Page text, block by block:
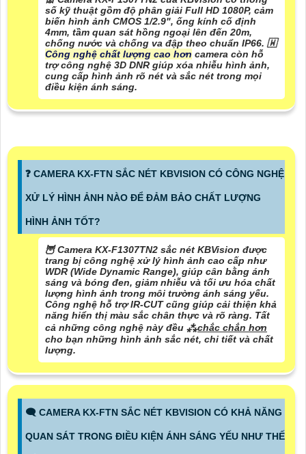
số kỹ thuật gồm độ phân giải Full HD 1080P, cảm
biến hình ảnh CMOS 1/2.9", ống kính cố định
4mm, tầm quan sát hồng ngoại lên đến 20m,
chống nước và chống va đập theo chuẩn IP66. 🇼
Công nghệ chất lượng cao hơn camera còn hỗ
trợ công nghệ 3D DNR giúp xóa nhiễu hình ảnh,
cung cấp hình ảnh rõ nét và sắc nét trong mọi
điều kiện ánh sáng.
❓ CAMERA KX-FTN SẮC NÉT KBVISION CÓ CÔNG NGHỆ
XỬ LÝ HÌNH ẢNH NÀO ĐỂ ĐẢM BẢO CHẤT LƯỢNG
HÌNH ẢNH TỐT?
🦉 Camera KX-F1307TN2 sắc nét KBVision được
trang bị công nghệ xử lý hình ảnh cao cấp như
WDR (Wide Dynamic Range), giúp cân bằng ánh
sáng và bóng đen, giảm nhiễu và tối ưu hóa chất
lượng hình ảnh trong môi trường ánh sáng yếu.
Công nghệ hỗ trợ IR-CUT cũng giúp cải thiện khả
năng hiển thị màu sắc chân thực và rõ ràng. Tất
cả những công nghệ này đều ⁂chắc chắn hơn
cho bạn những hình ảnh sắc nét, chi tiết và chất
lượng.
🗨️ CAMERA KX-FTN SẮC NÉT KBVISION CÓ KHẢ NĂNG
QUAN SÁT TRONG ĐIỀU KIỆN ÁNH SÁNG YẾU NHƯ THẾ